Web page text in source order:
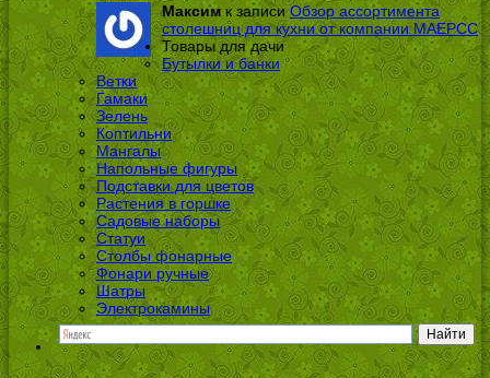
Максимк записиОбзор ассортимента
столешниц для кухни от компании МАЕРСС
Товары для дачи
Бутылки и банки
Ветки
Гамаки
Зелень
Коптильни
Мангалы
Напольные фигуры
Подставки для цветов
Растения в горшке
Садовые наборы
Статуи
Столбы фонарные
Фонари ручные
Шатры
Электрокамины